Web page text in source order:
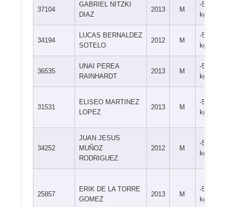
37104
GABRIEL NITZKI
DIAZ
2013 M
-55
kg
34194
LUCAS BERNALDEZ
SOTELO
2012 M
-55
kg
36535
UNAI PEREA
RAINHARDT
2013 M
-55
kg
31531
ELISEO MARTINEZ
LOPEZ
2013 M
-55
kg
34252
JUAN JESUS
MUÑOZ
RODRIGUEZ
2012 M
-55
kg
25857
ERIK DE LA TORRE
GOMEZ
2013 M
-55
kg